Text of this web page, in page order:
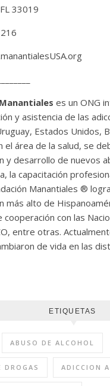
33019
es un ONG
y asistencia de las
Estados Unidos,
el área de la salud, se
y desarrollo de nuevos
la capacitación
Manantiales ®
más alto de
cooperación con las
entre otras.
de vida en las
ETIQUETAS
ABUSO DE ALCOHOL
DROGAS ADICCION